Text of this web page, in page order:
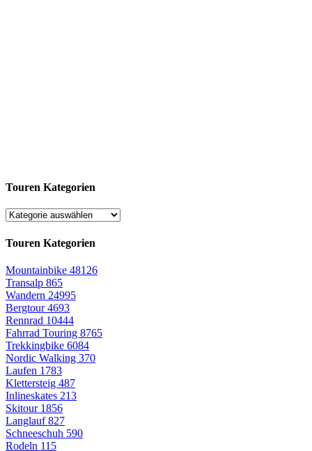
Touren Kategorien
Touren Kategorien
Mountainbike 48126
Transalp 865
Wandern 24995
Bergtour4693
Rennrad 10444
Fahrrad Touring 8765
Trekkingbike 6084
Nordic Walking 370
Laufen 1783
Klettersteig 487
Inlineskates 213
Skitour 1856
Langlauf827
Schneeschuh 590
Rodeln 115